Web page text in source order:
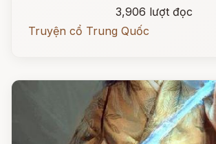
3,906 lượt đọc
Truyện cổ Trung Quốc